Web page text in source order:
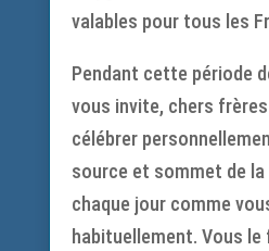
valables pour tous les
Pendant cette période
vous invite, chers
célébrer
source et sommet de la
chaque jour comme
habituellement. Vous le